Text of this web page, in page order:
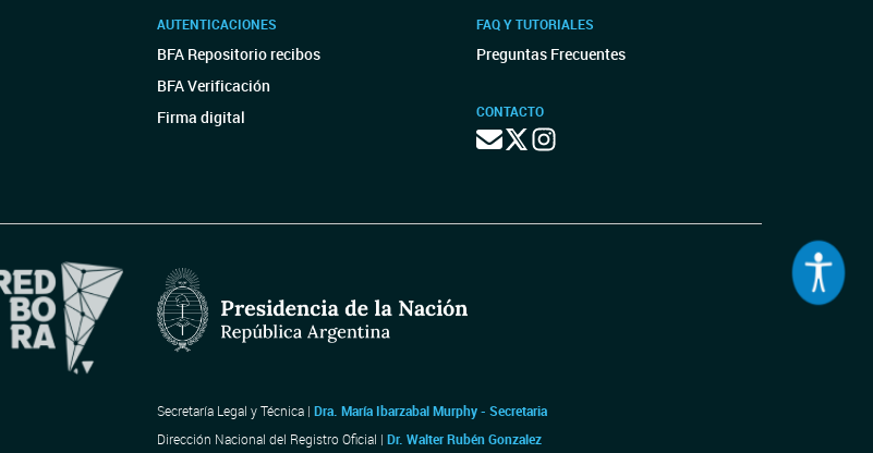
AUTENTICACIONES
BFA Repositorio recibos
BFA Verificación
Firma digital
FAQ Y TUTORIALES
Preguntas Frecuentes
CONTACTO
Secretaría Legal y Técnica | Dra. María Ibarzabal Murphy - Secretaria
Dirección Nacional del Registro Oficial | Dr. Walter Rubén Gonzalez